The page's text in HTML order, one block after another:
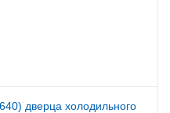
дверца холодильного